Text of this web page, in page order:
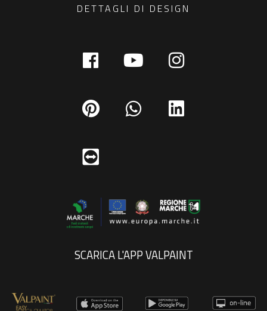
DETTAGLI DI DESIGN
SCARICA L'APP VALPAINT